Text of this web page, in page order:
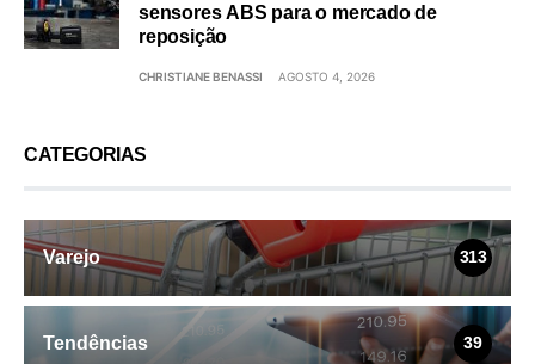
sensores ABS para o mercado de
reposição
CHRISTIANE BENASSI AGOSTO 4, 2026
CATEGORIAS
Varejo 313
Tendências 39